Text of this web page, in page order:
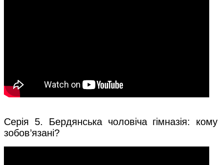
Серія 5. Бердянська чоловіча гімназія:
зобов’язані?